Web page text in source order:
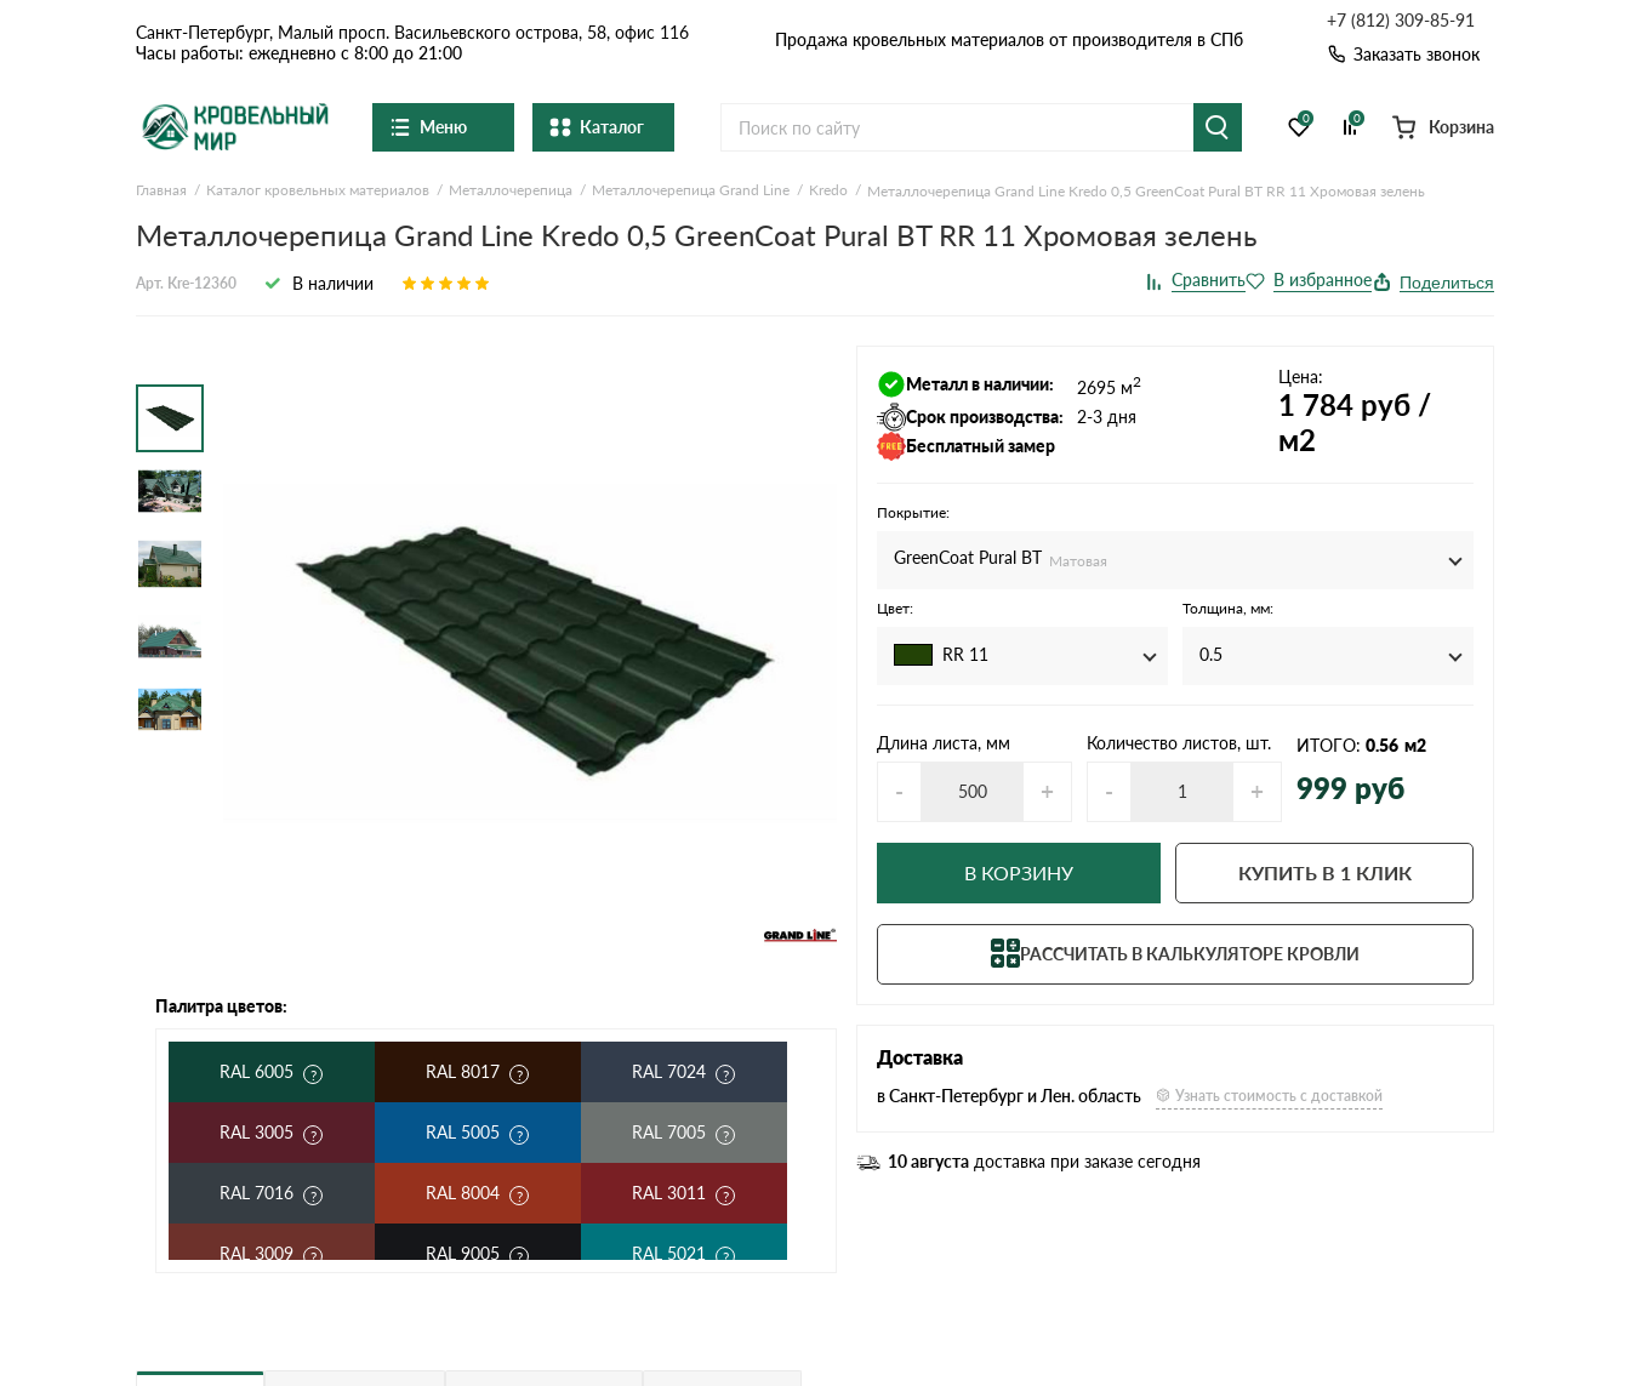
Продажа кровельных материалов от производителя в СПб
Санкт-Петербург, Малый просп. Васильевского острова, 58, офис 116
Часы работы: ежедневно с 8:00 до 21:00
+7 (812) 309-85-91
Заказать звонок
Меню
Доставка и оплата
Отзывы
Документы
Контакты
Расчет кровли из профнастила
Расчет забора
Каталог
Ондулин и шифер Металлочерепица Гибкая черепица Рулонная кровля
Черепица Ондулин Ондулин Смарт
Шифер плоский
0 0 Корзина
Главная Каталог кровельных материалов Металлочерепица Металлочерепица Grand Line Kredo Металлочерепица Grand Line Kredo 0,5 GreenСoat Pural BT RR 11 Хромовая зелень
Металлочерепица Grand Line Kredo 0,5 GreenСoat Pural BT RR 11 Хромовая зелень
Арт. Kre-12360 В наличии Поделиться
Палитра цветов:
RAL 6005 RAL 8017 RAL 7024
RAL 3005 RAL 5005 RAL 7005
RAL 7016 RAL 8004 RAL 3011
RAL 3009 RAL 9005 RAL 5021
RAL 3003
Металл в наличии: 2695 м2
Срок производства:
2-3 дня
Бесплатный замер
Цена:
1 784 руб /
м2
Покрытие:
GreenСoat Pural BT Матовая
Цвет:
RR 11
Толщина, мм:
0.5
Длина листа, мм
- +
Количество листов, шт.
- +
ИТОГО: 0.56 м2
999 руб
В КОРЗИНУ КУПИТЬ В 1 КЛИК
РАССЧИТАТЬ В КАЛЬКУЛЯТОРЕ КРОВЛИ
Доставка
в Санкт-Петербург и Лен. область Узнать стоимость с доставкой
10 августа доставка при заказе сегодня